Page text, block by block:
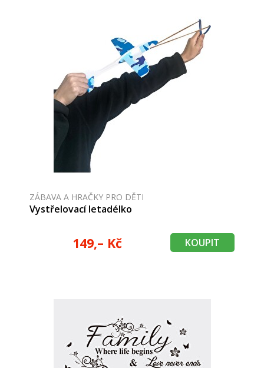
ZÁBAVA A HRAČKY PRO DĚTI
Vystřelovací letadélko
149,– Kč KOUPIT